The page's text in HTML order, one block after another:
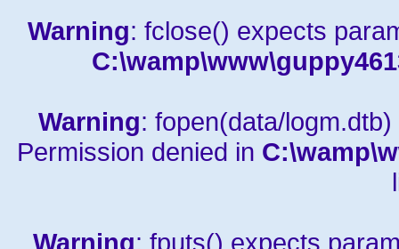
Warning: fclose() expects
Warning: fopen(data/logm.dtb)
Permission denied in
Warning: fputs() expects